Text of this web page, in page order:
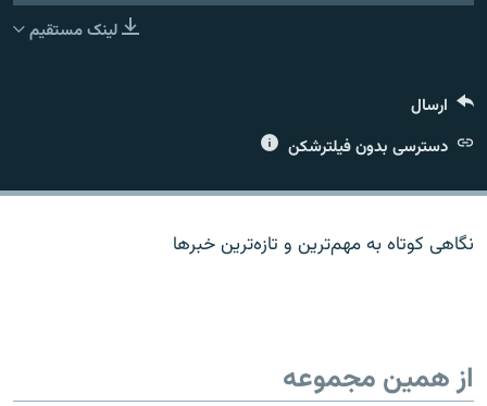
لینک مستقیم
ارسال
دسترسی بدون فیلترشکن
نگاهی کوتاه به مهم‌ترين و تازه‌ترين خبرها
از همین مجموعه